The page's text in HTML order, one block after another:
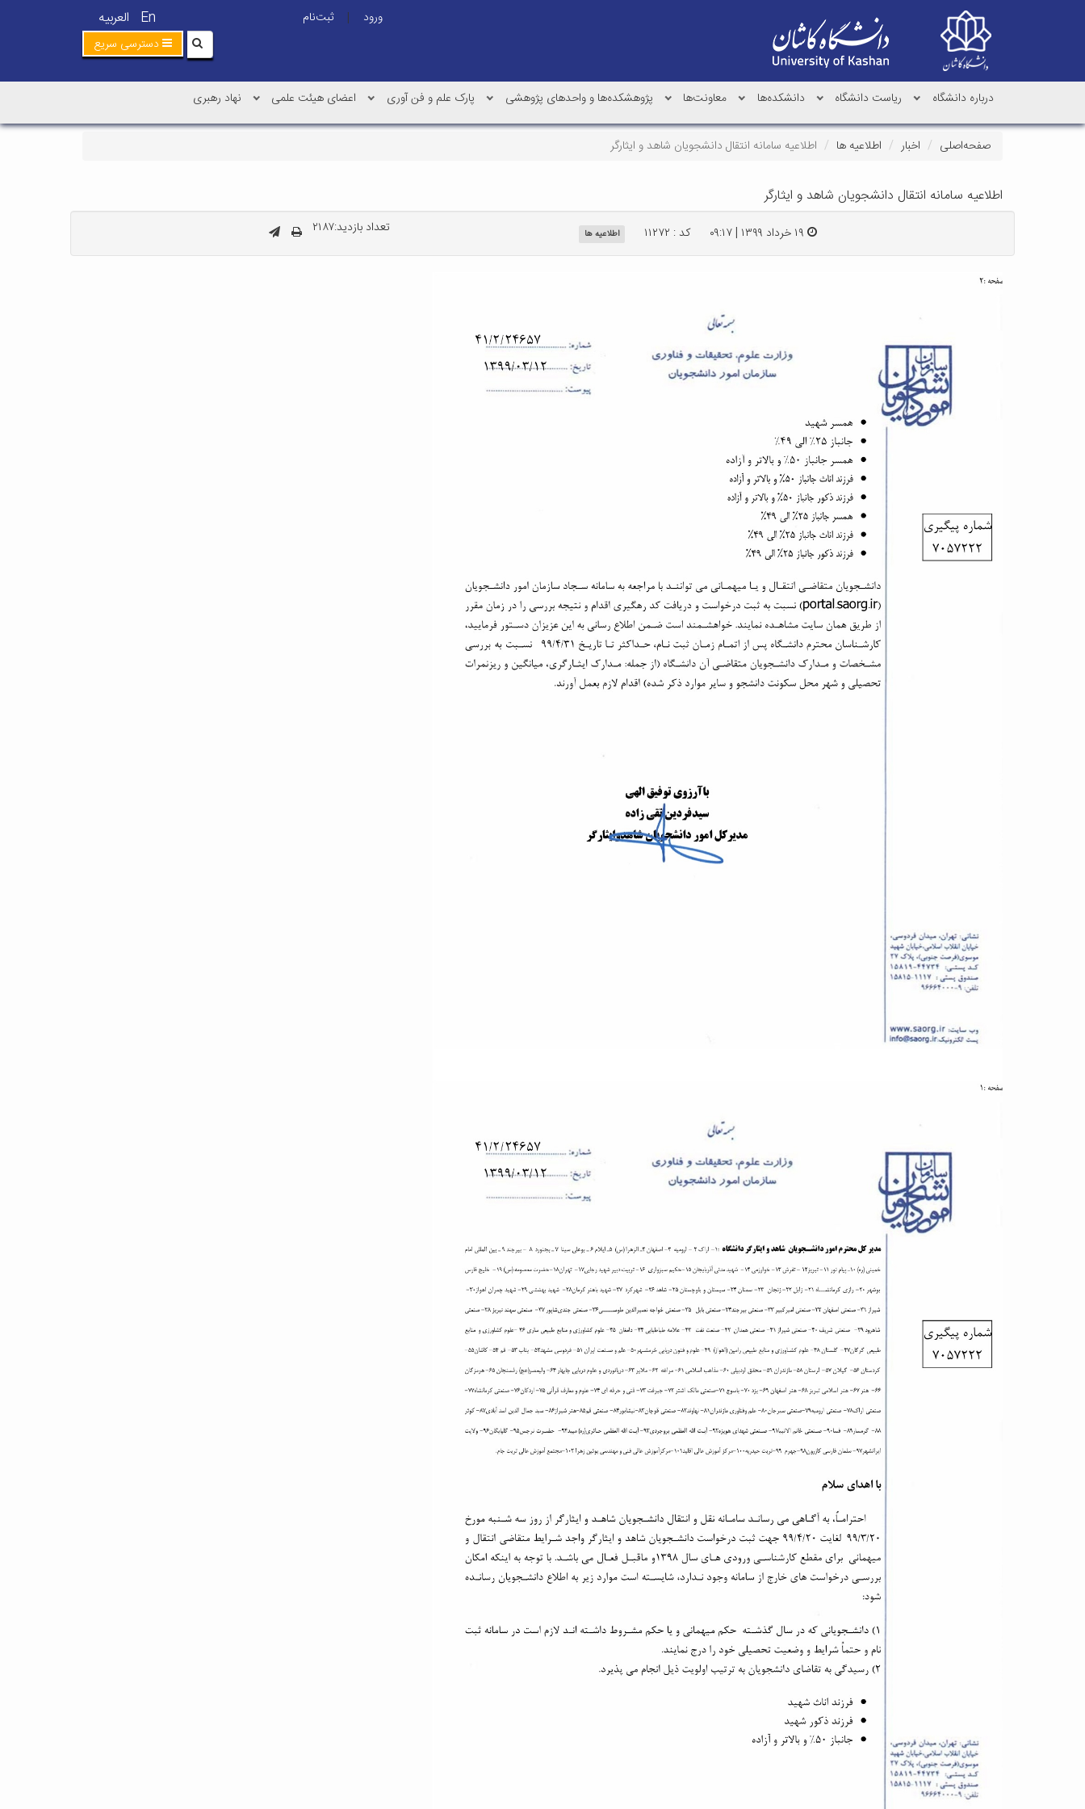
En العربیه ورود |
ثبت‌نام
دسترسی سریع
درباره دانشگاه ریاست دانشگاه دانشکده‌ها معاونت‌ها پژوهشکده‌ها و واحدهای پژوهشی پارک علم و فن آوری اعضای هیئت علمی نهاد رهبری
صفحه‌اصلی اخبار اطلاعیه ها اطلاعیه سامانه انتقال دانشجویان شاهد و ایثارگر
اطلاعیه سامانه انتقال دانشجویان شاهد و ایثارگر
کد : ۱۱۲۷۲ اطلاعیه ها تعداد بازدید:۲۱۸۷